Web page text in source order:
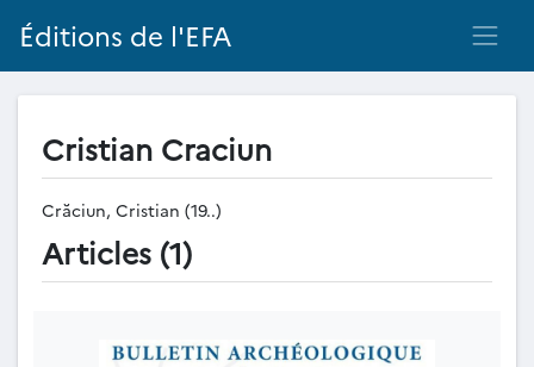
Éditions de l'EFA
Cristian Craciun
Crăciun, Cristian (19..)
Articles (1)